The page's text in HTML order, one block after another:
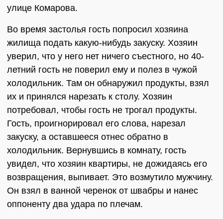
улице Комарова.
Во время застолья гость попросил хозяина
жилища подать какую-нибудь закуску. Хозяин
уверил, что у него нет ничего съестного, но 40-
летний гость не поверил ему и полез в чужой
холодильник. Там он обнаружил продукты, взял
их и принялся нарезать к столу. Хозяин
потребовал, чтобы гость не трогал продукты.
Гость, проигнорировал его слова, нарезал
закуску, а оставшееся отнес обратно в
холодильник. Вернувшись в комнату, гость
увидел, что хозяин квартиры, не дожидаясь его
возвращения, выпивает. Это возмутило мужчину.
Он взял в ванной черенок от швабры и нанес
оппоненту два удара по плечам.